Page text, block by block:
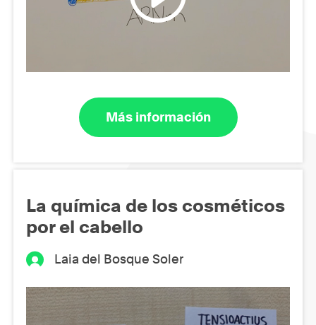
Más información
La química de los cosméticos
por el cabello
Laia del Bosque Soler